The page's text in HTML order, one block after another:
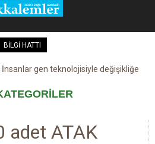
BİLGİ HATTI
gen teknolojisiyle değişikliğe
devşirme ve kobay!
adet ATAK